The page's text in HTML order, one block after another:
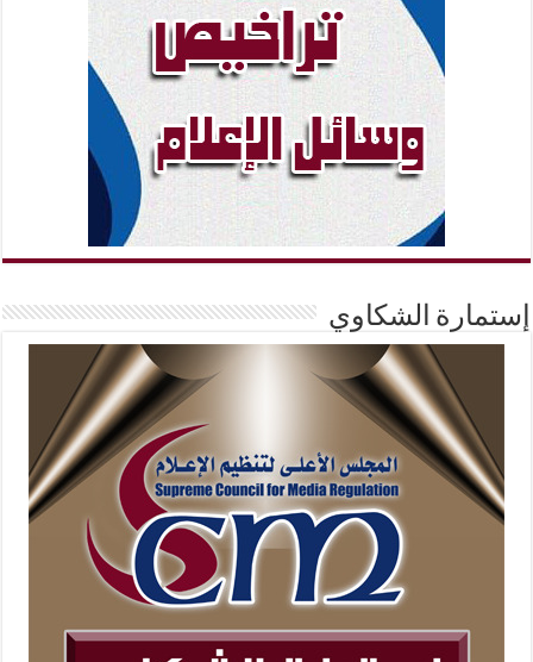
إستمارة الشكاوي